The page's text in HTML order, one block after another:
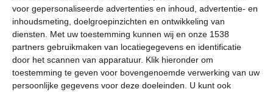
voor gepersonaliseerde advertenties en inhoud, advertentie- en
inhoudsmeting, doelgroepinzichten en ontwikkeling van
diensten.
Met uw toestemming kunnen wij en onze 1538
partners gebruikmaken van locatiegegevens en identificatie
door het scannen van apparatuur. Klik hieronder om
toestemming te geven voor bovengenoemde verwerking van uw
persoonlijke gegevens voor deze doeleinden. U kunt ook
za
25°
zo ma
27° 16°
di
22° 12°